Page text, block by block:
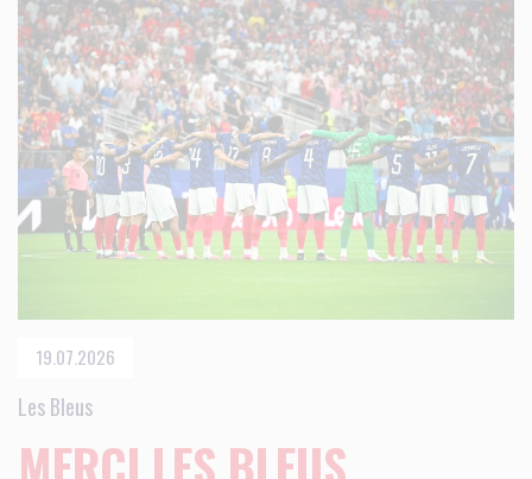
19.07.2026
Les Bleus